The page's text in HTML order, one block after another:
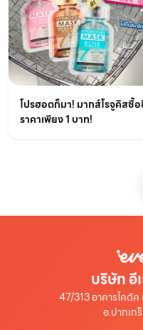
โปรฮอตก็มา! มากส์โรจูคิสซื้อ
ราคาเพียง 1 บาท!
บริษัท อี
47/313 อาคารไคตั
อ.ปากเก